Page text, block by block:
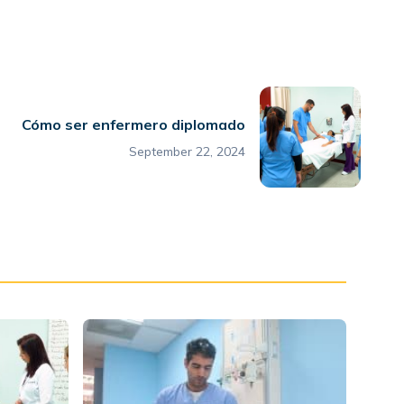
Cómo ser enfermero diplomado
September 22, 2024